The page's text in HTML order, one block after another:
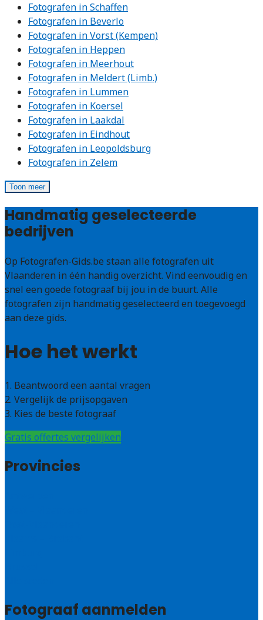
Fotografen in Schaffen
Fotografen in Beverlo
Fotografen in Vorst (Kempen)
Fotografen in Heppen
Fotografen in Meerhout
Fotografen in Meldert (Limb.)
Fotografen in Lummen
Fotografen in Koersel
Fotografen in Laakdal
Fotografen in Eindhout
Fotografen in Leopoldsburg
Fotografen in Zelem
Toon meer
Handmatig geselecteerde
bedrijven
Op Fotografen-Gids.be staan alle fotografen uit
Vlaanderen in één handig overzicht. Vind eenvoudig en
snel een goede fotograaf bij jou in de buurt. Alle
fotografen zijn handmatig geselecteerd en toegevoegd
aan deze gids.
Hoe het werkt
1. Beantwoord een aantal vragen
2. Vergelijk de prijsopgaven
3. Kies de beste fotograaf
Gratis offertes vergelijken
Provincies
Fotograaf aanmelden